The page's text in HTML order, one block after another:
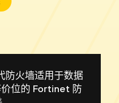
防火墙适用于数据
位的 Fortinet 防